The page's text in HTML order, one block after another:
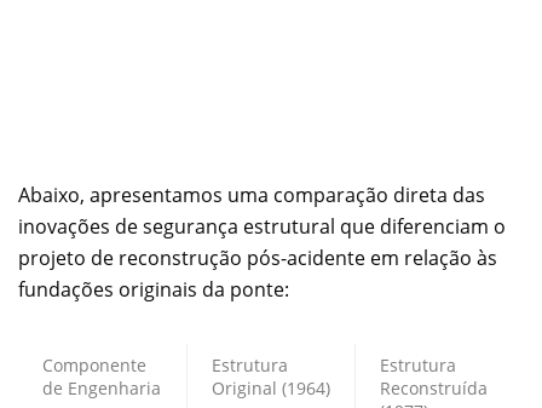
Abaixo, apresentamos uma comparação direta das
inovações de segurança estrutural que diferenciam o
projeto de reconstrução pós-acidente em relação às
fundações originais da ponte:
Componente
de Engenharia
Estrutura
Original (1964)
Estrutura
Reconstruída